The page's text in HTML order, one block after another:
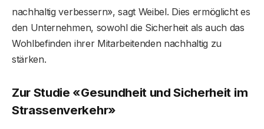
nachhaltig verbessern», sagt Weibel. Dies ermöglicht es
den Unternehmen, sowohl die Sicherheit als auch das
Wohlbefinden ihrer Mitarbeitenden nachhaltig zu
stärken.
Zur Studie «Gesundheit und Sicherheit im
Strassenverkehr»